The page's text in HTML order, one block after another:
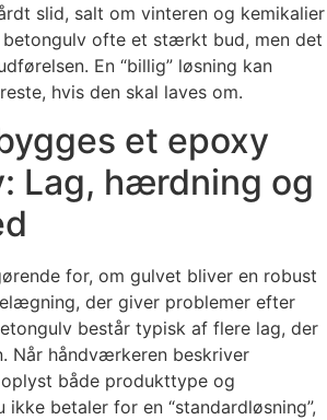
slid, salt om vinteren og kemikalier
betongulv ofte et stærkt bud, men det
En “billig” løsning kan
hvis den skal laves om.
et epoxy
Lag, hærdning og
for, om gulvet bliver en robust
der giver problemer efter
består typisk af flere lag, der
Når håndværkeren beskriver
både produkttype og
ikke betaler for en “standardløsning”,